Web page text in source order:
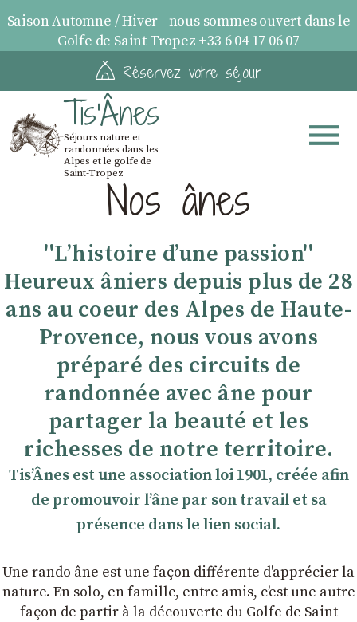
Saison Automne / Hiver - nous sommes ouvert dans le
Golfe de Saint Tropez +33 6 04 17 06 07
Réservez votre séjour
Tis'Ânes
Séjours nature et
randonnées dans les
Alpes et le golfe de
Saint-TropezNos ânes
''Lʼhistoire dʼune passion''
Heureux âniers depuis plus de 28
ans au coeur des Alpes de Haute-
Provence, nous vous avons
préparé des circuits de
randonnée avec âne pour
partager la beauté et les
richesses de notre territoire.
TisʼÂnes est une association loi 1901, créée afin
de promouvoir lʼâne par son travail et sa
présence dans le lien social.
Une rando âne est une façon différente d'apprécier la
nature. En solo, en famille, entre amis, cʼest une autre
façon de partir à la découverte du Golfe de Saint